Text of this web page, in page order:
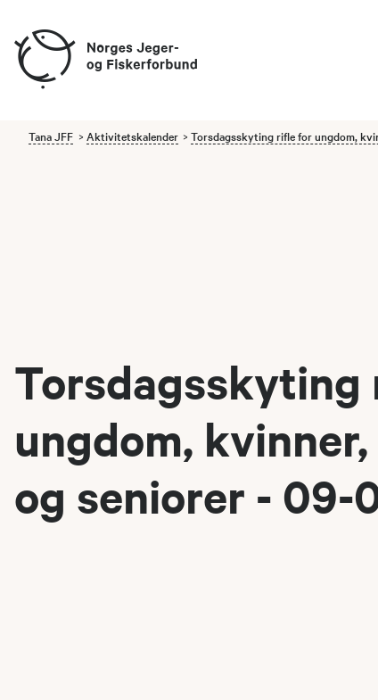
Tana JFF Aktivitetskalender Torsdagsskyting rifle for ungdom,
ungdom,
og seniorer - 09-